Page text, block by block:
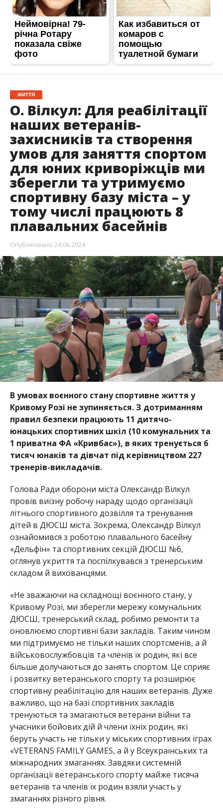
ЖИТТЯ
О. Вілкул: Для реабілітації
наших ветеранів-
захисників та створення
умов для заняття спортом
для юних криворіжців ми
зберегли та утримуємо
спортивну базу міста – у
тому числі працюють 8
плавальних басейнів
Опубліковано 24.06.2024
В умовах воєнного стану спортивне життя у
Кривому Розі не зупиняється. З дотриманням
правил безпеки працюють 11 дитячо-
юнацьких спортивних шкіл (10 комунальних та
1 приватна ФА «Кривбас»), в яких тренується 6
тисяч юнаків та дівчат під керівництвом 227
тренерів-викладачів.
Голова Ради оборони міста Олександр Вілкул
провів виїзну робочу нараду щодо організації
літнього спортивного дозвілля та тренування
дітей в ДЮСШ міста. Зокрема, Олександр Вілкул
ознайомився з роботою плавального басейну
«Дельфін» та спортивних секцій ДЮСШ №6,
оглянув укриття та поспілкувався з тренерським
складом й вихованцями.
«Не зважаючи на складнощі воєнного стану, у
Кривому Розі, ми зберегли мережу комунальних
ДЮСШ, тренерський склад, робимо ремонти та
оновлюємо спортивні бази закладів. Таким чином
ми підтримуємо не тільки наших спортсменів, а й
військовослужбовців та членів їх родин, які все
більше долучаються до занять спортом. Це сприяє
і розвитку ветеранського спорту та розширює
спортивну реабілітацію для наших ветеранів. Дуже
важливо, що на базі спортивних закладів
тренуються та змагаються ветерани війни та
учасники бойових дій й члени їхніх родин, які
беруть участь не тільки у міських спортивних іграх
«VETERANS FAMILY GAMES, а й у Всеукраїнських та
міжнародних змаганнях. Завдяки системній
організації ветеранського спорту майже тисяча
ветеранів та членів їх родин взяли участь у
змаганнях різного рівня.